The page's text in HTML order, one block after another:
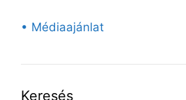
• Médiaajánlat
Keresés